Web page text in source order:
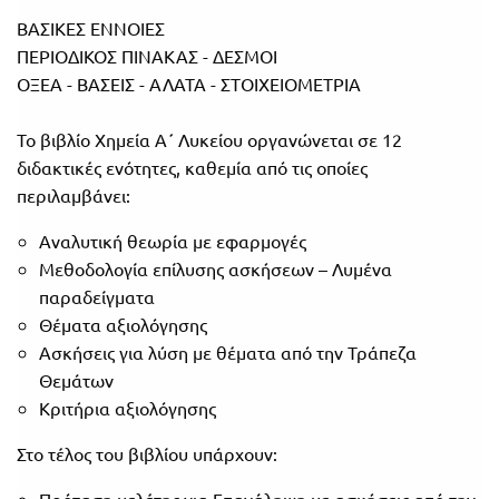
Πανελλήνιοι
Μαθητικοί
Διαγωνισμοί
Παζλ και
Επιτραπέζια
Παιχνίδια
Ε.ΠΑΛ.
Για
το
λύκειο
ΒΑΣΙΚΕΣ ΕΝΝΟΙΕΣ
ΠΕΡΙΟΔΙΚΟΣ ΠΙΝΑΚΑΣ - ΔΕΣΜΟΙ
ΟΞΕΑ - ΒΑΣΕΙΣ - ΑΛΑΤΑ - ΣΤΟΙΧΕΙΟΜΕΤΡΙΑ
Το βιβλίο Χημεία Α΄ Λυκείου οργανώνεται σε 12
διδακτικές ενότητες, καθεμία από τις οποίες
περιλαμβάνει:
Αναλυτική θεωρία με εφαρμογές
Μεθοδολογία επίλυσης ασκήσεων – Λυμένα
παραδείγματα
Θέματα αξιολόγησης
Ασκήσεις για λύση με θέματα από την Τράπεζα
Θεμάτων
Κριτήρια αξιολόγησης
Στο τέλος του βιβλίου υπάρχουν: